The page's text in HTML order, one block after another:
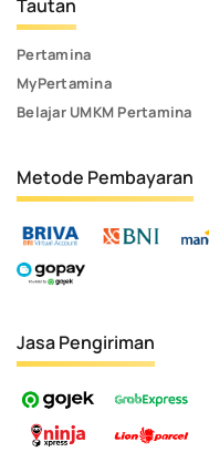
Tautan
Pertamina
MyPertamina
Belajar UMKM Pertamina
Metode Pembayaran
Jasa Pengiriman